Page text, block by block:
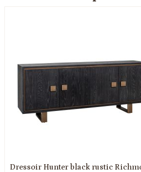
Dressoir Hunter black rustic